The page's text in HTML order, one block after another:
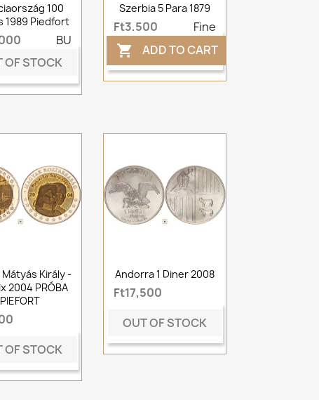
100
1989 Piedfort
BU
OF STOCK
Szerbia 5 Para 1879
Ft3,500 Fine
 ADD TO CART
Király -
2004 PRÓBA
PIEFORT
OF STOCK
Andorra 1 Diner 2008
Ft17,500
OUT OF STOCK